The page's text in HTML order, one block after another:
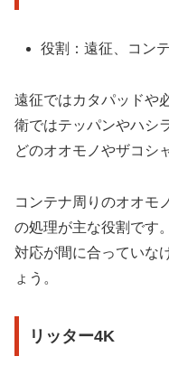
役割：遠征、コン
遠征ではカタパッドや
衛ではテッパンやハシ
どのオオモノやザコシ
コンテナ周りのオオモ
の処理が主な役割です
対応が間に合っていな
ょう。
リッター4K